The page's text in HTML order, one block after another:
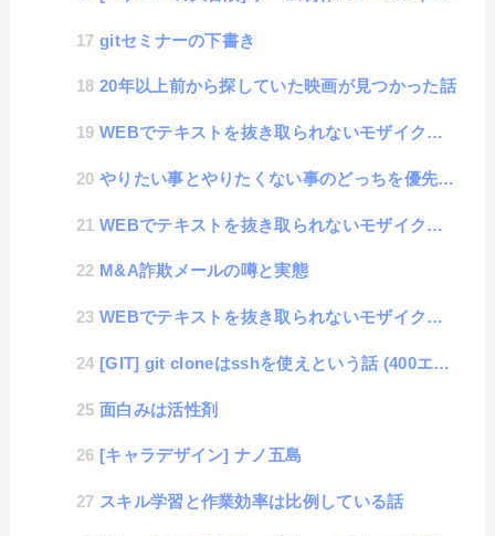
gitセミナーの下書き
20年以上前から探していた映画が見つかった話
WEBでテキストを抜き取られないモザイク処理ツール #3「HTMLで読み取りできない隠し文字に最適な...
やりたい事とやりたくない事のどっちを優先する？
WEBでテキストを抜き取られないモザイク処理ツール #2「テキストの一部をボカし表示できるCanva...
M&A詐欺メールの噂と実態
WEBでテキストを抜き取られないモザイク処理ツール #1「Canvasでテキストが折り返しできる表示...
[GIT] git cloneはsshを使えという話 (400エラー遭遇談)
面白みは活性剤
[キャラデザイン] ナノ五島
スキル学習と作業効率は比例している話